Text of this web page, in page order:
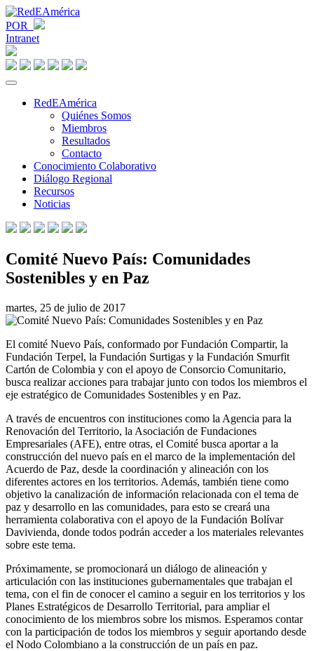
POR
Intranet
RedEAmérica
Quiénes Somos
Miembros
Resultados
Contacto
Conocimiento Colaborativo
Diálogo Regional
Recursos
Noticias
Comité Nuevo País: Comunidades
Sostenibles y en Paz
martes, 25 de julio de 2017
El comité Nuevo País, conformado por Fundación Compartir, la
Fundación Terpel, la Fundación Surtigas y la Fundación Smurfit
Cartón de Colombia y con el apoyo de Consorcio Comunitario,
busca realizar acciones para trabajar junto con todos los miembros el
eje estratégico de Comunidades Sostenibles y en Paz.
A través de encuentros con instituciones como la Agencia para la
Renovación del Territorio, la Asociación de Fundaciones
Empresariales (AFE), entre otras, el Comité busca aportar a la
construcción del nuevo país en el marco de la implementación del
Acuerdo de Paz, desde la coordinación y alineación con los
diferentes actores en los territorios. Además, también tiene como
objetivo la canalización de información relacionada con el tema de
paz y desarrollo en las comunidades, para esto se creará una
herramienta colaborativa con el apoyo de la Fundación Bolívar
Davivienda, donde todos podrán acceder a los materiales relevantes
sobre este tema.
Próximamente, se promocionará un diálogo de alineación y
articulación con las instituciones gubernamentales que trabajan el
tema, con el fin de conocer el camino a seguir en los territorios y los
Planes Estratégicos de Desarrollo Territorial, para ampliar el
conocimiento de los miembros sobre los mismos. Esperamos contar
con la participación de todos los miembros y seguir aportando desde
el Nodo Colombiano a la construcción de un país en paz.